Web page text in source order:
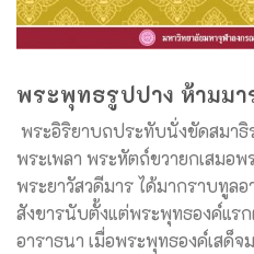
พระพุทธรูปปาง ห้ามมา
พระอิริยาบถประทับนั่งขัดสมา
พระเพลา พระหัตถ์ขวายกเสมอ
พระยาวัสวดีมาร ได้มากราบทูล
สังขารนับตั้งแต่พระพุทธองค์แร
อาราธนา เมื่อพระพุทธองค์เสด็